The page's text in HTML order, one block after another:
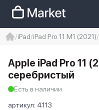
Iphone 14 pro max
iPad iPad Pro 11 M1 (2021)
Apple iPad Pro 11
серебристый
Есть в наличии
артикул: 4113